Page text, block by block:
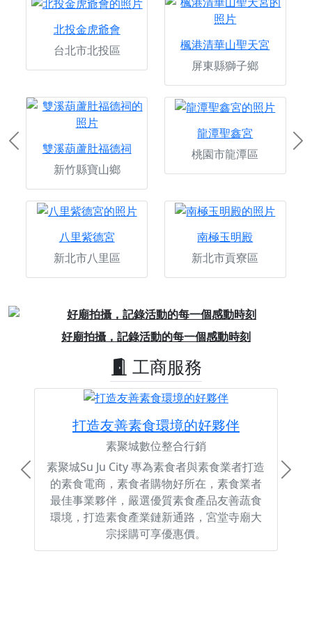
北投金虎爺會
台北市北投區
楓港清華山聖天宮
屏東縣獅子鄉
雙溪葫蘆肚福德祠
新竹縣寶山鄉
龍潭聖鑫宮
桃園市龍潭區
八里紫德宮
新北市八里區
南極玉明殿
新北市貢寮區
Previous
好廟拍攝，記錄活動的每一個感動時刻
Previous
工商服務
打造友善素食環境的好夥伴
素聚城數位整合行銷
素聚城Su Ju City 專為素食者與素食業者打造
的素食電商，素食者購物好所在，素食業者
最佳事業夥伴，嚴選優質素食產品友善蔬食
環境，打造素食產業鏈新通路，宮堂寺廟大
宗採購可享優惠價。
Previous Next